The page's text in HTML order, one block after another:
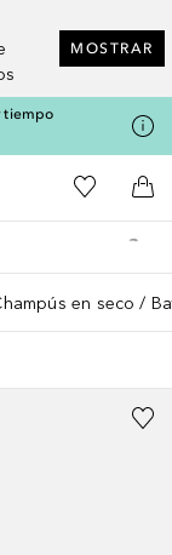
MOSTRAR
tiempo
HomeMi lista de
A
en seco